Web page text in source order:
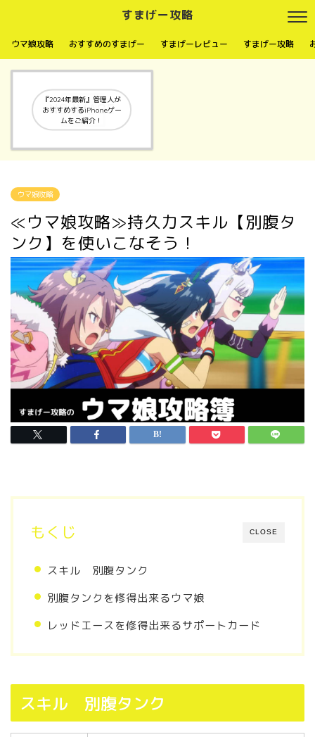
すまげー攻略
ウマ娘攻略 おすすめのすまげー すまげーレビュー すまげー攻略
『2024年最新』管理人が
おすすめするiPhoneゲー
ムをご紹介！
ウマ娘攻略
≪ウマ娘攻略≫持久力スキル【別腹タ
ンク】を使いこなそう！
CLOSE
もくじ
スキル 別腹タンク
別腹タンクを修得出来るウマ娘
レッドエースを修得出来るサポートカード
スキル 別腹タンク